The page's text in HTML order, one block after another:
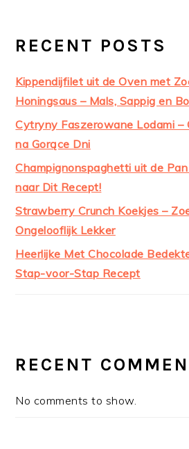
RECENT POSTS
Kippendijfilet uit de Oven met
Honingsaus – Mals, Sappig en
Cytryny Faszerowane Lodami –
na Gorące Dni
Champignonspaghetti uit de
naar Dit Recept!
Strawberry Crunch Koekjes –
Ongelooflijk Lekker
Heerlijke Met Chocolade
Stap-voor-Stap Recept
RECENT
No comments to show.